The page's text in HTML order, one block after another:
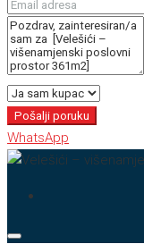
Pošalji poruku
WhatsApp